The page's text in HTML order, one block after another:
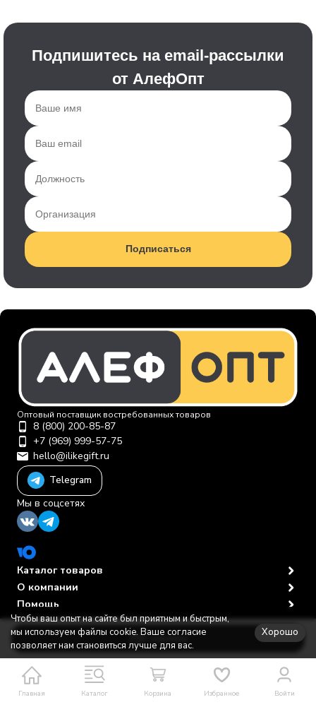
В корзину
Подпишитесь на email-рассылки
от АлефОпт
Подписаться
Главная Каталог Корзина Избранное Войти
Оптовый поставщик востребованных товаров
8 (800) 200-85-87
+7 (969) 999-57-75
hello@ilikegift.ru
Telegram
Мы в соцсетях
Каталог товаров
О компании
Помощь
Политика персональных данных
© 2012-2026 ООО "Первая торговая компания"
Чтобы ваш опыт на сайте был приятным и быстрым,
мы используем файлы cookie. Ваше согласие
позволяет нам становиться лучше для вас.
Хорошо